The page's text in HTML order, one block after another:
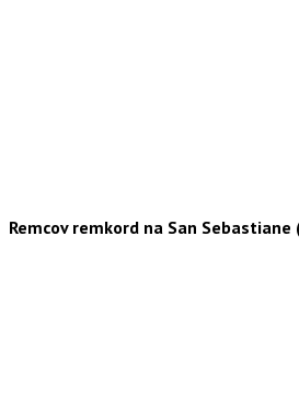
Remcov remkord na San Sebastiane